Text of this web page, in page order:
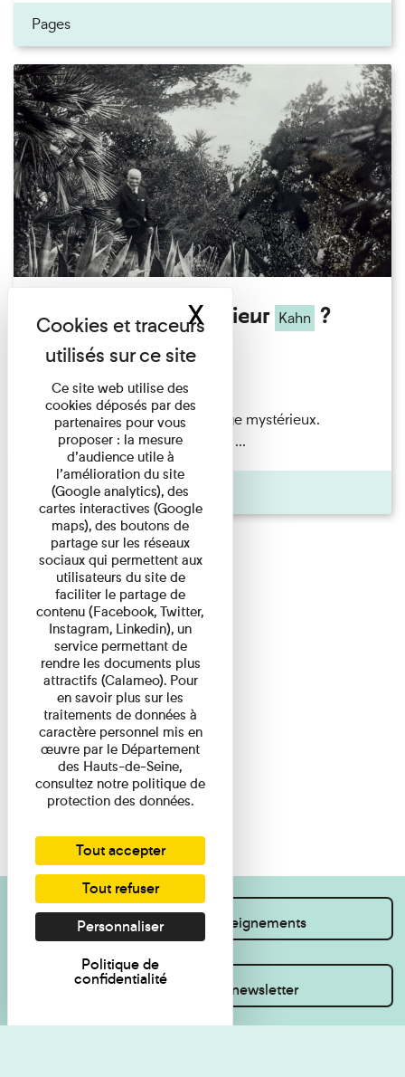
Pages
Qui êtes-vous Monsieur Kahn ?
Exposition permanente
Du 15/08/2026 au 15/08/2026
Albert Kahnest un personnage mystérieux.
Banquier d'origine modeste, il a ...
Agenda
Je souhaite des renseignements
Inscrivez-vous à la newsletter
Ce site web utilise des
cookies déposés par des
partenaires pour vous
proposer : la mesure
d’audience utile à
l’amélioration du site
(Google analytics), des
cartes interactives (Google
maps), des boutons de
partage sur les réseaux
sociaux qui permettent aux
utilisateurs du site de
faciliter le partage de
contenu (Facebook, Twitter,
Instagram, Linkedin), un
service permettant de
rendre les documents plus
attractifs (Calameo). Pour
en savoir plus sur les
traitements de données à
caractère personnel mis en
œuvre par le Département
des Hauts-de-Seine,
consultez notre politique de
protection des données.
Tout accepter
Tout refuser
Personnaliser
Politique de
confidentialité
XMasquer le